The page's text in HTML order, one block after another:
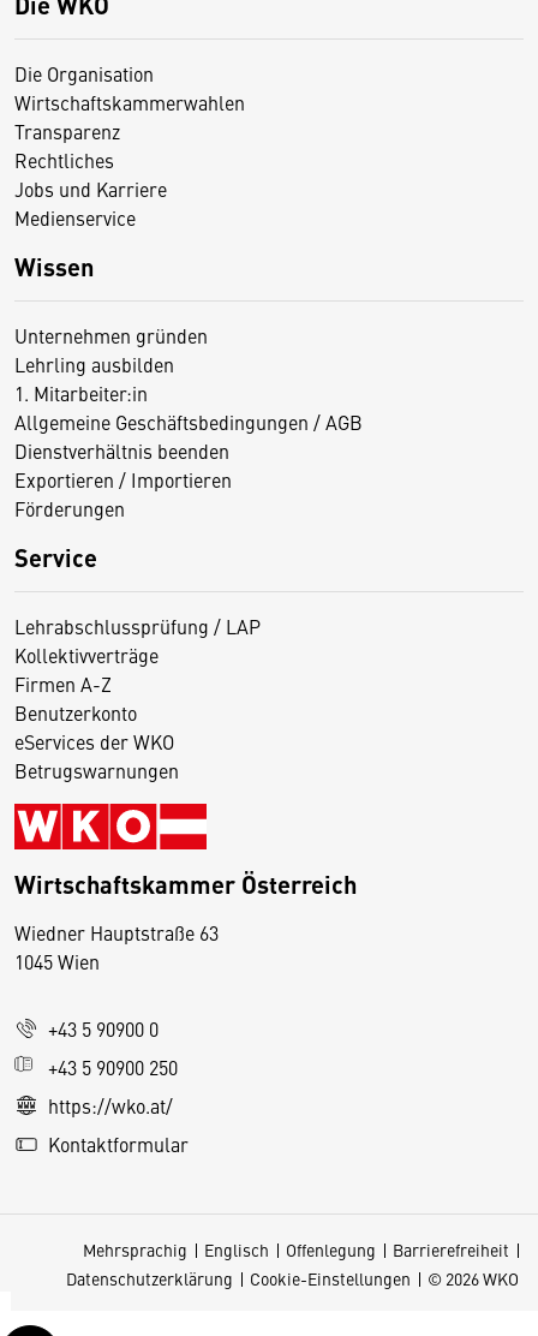
Die Organisation
Wirtschaftskammerwahlen
Transparenz
Rechtliches
Jobs und Karriere
Medienservice
Wissen
Unternehmen gründen
Lehrling ausbilden
1. Mitarbeiter:in
Allgemeine Geschäftsbedingungen / AGB
Dienstverhältnis beenden
Exportieren / Importieren
Förderungen
Service
Lehrabschlussprüfung / LAP
Kollektivverträge
Firmen A-Z
Benutzerkonto
eServices der WKO
Betrugswarnungen
Wirtschaftskammer Österreich
Wiedner Hauptstraße 63
1045 Wien
+43 5 90900 0
+43 5 90900 250
https://wko.at/
Kontaktformular
Mehrsprachig Englisch Offenlegung
Barrierefreiheit
Datenschutzerklärung
Cookie-Einstellungen © 2026 WKO
D
s
e
S
e
w